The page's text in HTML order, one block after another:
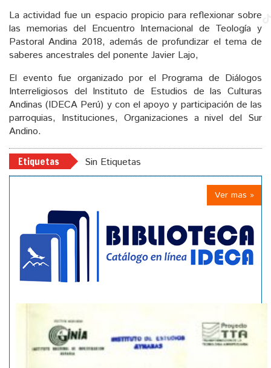
La actividad fue un espacio propicio para reflexionar sobre
las memorias del Encuentro Internacional de Teología y
Pastoral Andina 2018, además de profundizar el tema de
saberes ancestrales del ponente Javier Lajo,
El evento fue organizado por el Programa de Diálogos
Interreligiosos del Instituto de Estudios de las Culturas
Andinas (IDECA Perú) y con el apoyo y participación de las
parroquias, Instituciones, Organizaciones a nivel del Sur
Andino.
Etiquetas Sin Etiquetas
Ver mas »